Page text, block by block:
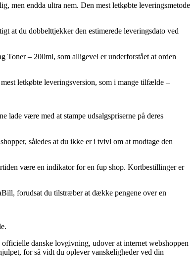
men endda ultra nem. Den mest letkøbte leveringsmetode
at du dobbelttjekker den estimerede leveringsdato ved
Toner – 200ml, som alligevel er underforstået at orden
letkøbte leveringsversion, som i mange tilfælde –
lade være med at stampe udsalgspriserne på deres
således at du ikke er i tvivl om at modtage den
være en indikator for en fup shop. Kortbestillinger er
forudsat du tilstræber at dække pengene over en
danske lovgivning, udover at internet webshoppen
for så vidt du oplever vanskeligheder ved din